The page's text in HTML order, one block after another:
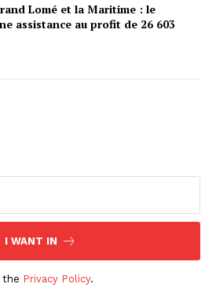
Lomé et la Maritime : le
assistance au profit de 26 603
I WANT IN
the Privacy Policy.